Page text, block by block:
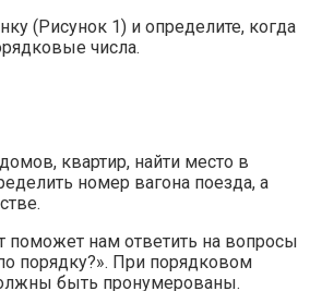
(Рисунок 1) и определите, когда
числа.
квартир, найти место в
номер вагона поезда, а
поможет нам ответить на вопросы
порядку?». При порядковом
быть пронумерованы.